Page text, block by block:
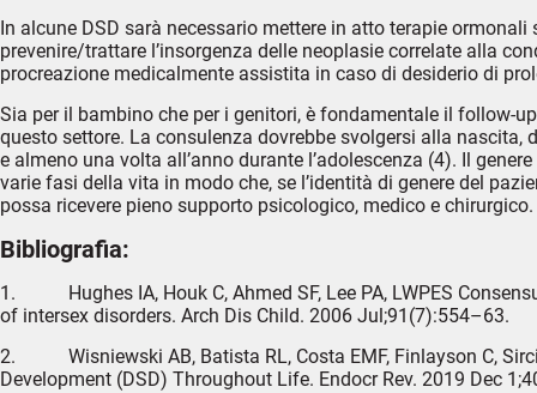
In alcune DSD sarà necessario mettere in atto terapie
prevenire/trattare l’insorgenza delle neoplasie correlate alla
procreazione medicalmente assistita in caso di desiderio di
Sia per il bambino che per i genitori, è fondamentale il follow-
questo settore. La consulenza dovrebbe svolgersi alla
e almeno una volta all’anno durante l’adolescenza (4). Il
varie fasi della vita in modo che, se l’identità di genere del
possa ricevere pieno supporto psicologico, medico e chirurgico.
Bibliografia:
1. Hughes IA, Houk C, Ahmed SF, Lee PA, LWPES
of intersex disorders. Arch Dis Child. 2006 Jul;91(7):554–63.
2. Wisniewski AB, Batista RL, Costa EMF, Finlayson C,
Development (DSD) Throughout Life. Endocr Rev. 2019 Dec